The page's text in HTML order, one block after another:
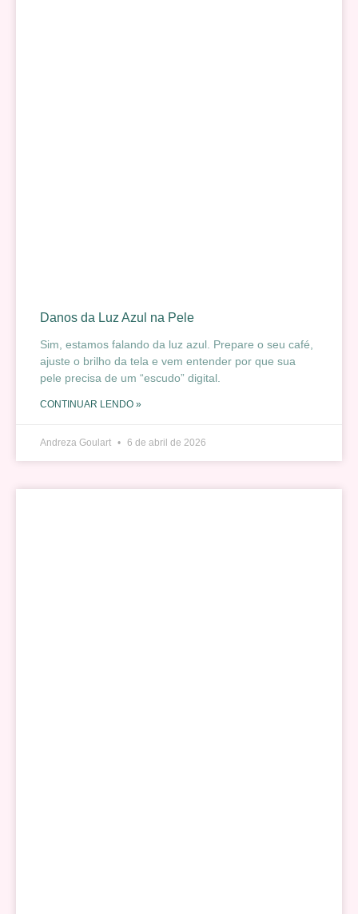
Danos da Luz Azul na Pele
Sim, estamos falando da luz azul. Prepare o seu café,
ajuste o brilho da tela e vem entender por que sua
pele precisa de um “escudo” digital.
CONTINUAR LENDO »
Andreza Goulart 6 de abril de 2026